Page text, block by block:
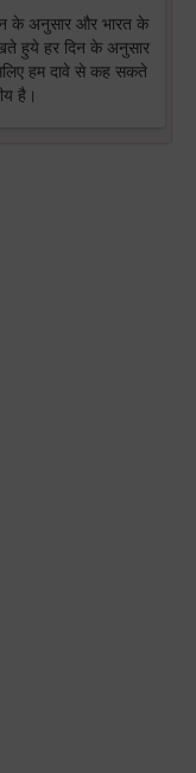
के अनुसार और भारत के
हुये हर दिन के अनुसार
हम दावे से कह सकते
है।